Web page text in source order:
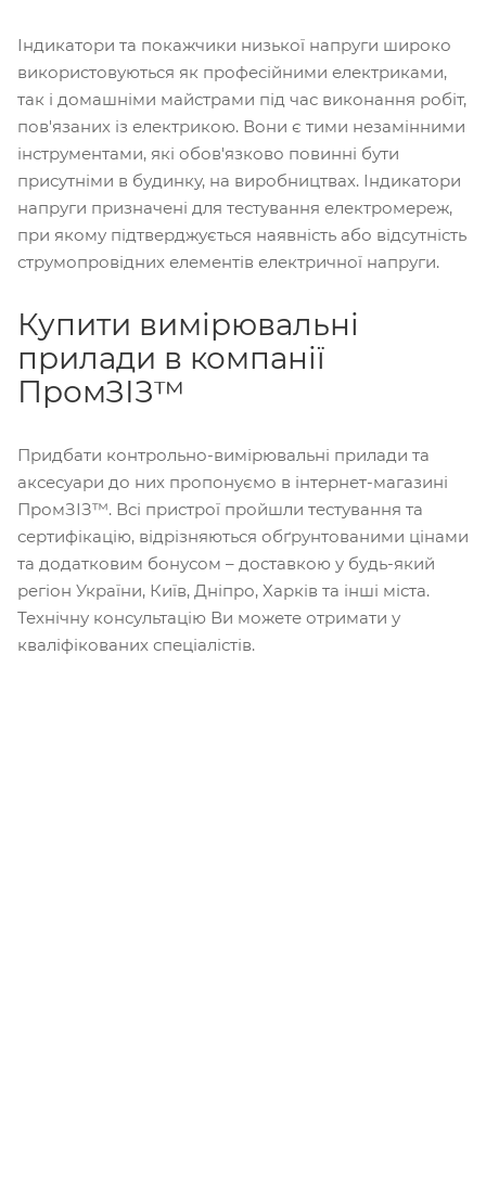
Індикатори та покажчики низької напруги широко
використовуються як професійними електриками,
так і домашніми майстрами під час виконання робіт,
пов'язаних із електрикою. Вони є тими незамінними
інструментами, які обов'язково повинні бути
присутніми в будинку, на виробництвах. Індикатори
напруги призначені для тестування електромереж,
при якому підтверджується наявність або відсутність
струмопровідних елементів електричної напруги.
Купити вимірювальні
прилади в компанії
ПромЗІЗ™
Придбати контрольно-вимірювальні прилади та
аксесуари до них пропонуємо в інтернет-магазині
ПромЗІЗ™. Всі пристрої пройшли тестування та
сертифікацію, відрізняються обґрунтованими цінами
та додатковим бонусом – доставкою у будь-який
регіон України, Київ, Дніпро, Харків та інші міста.
Технічну консультацію Ви можете отримати у
кваліфікованих спеціалістів.